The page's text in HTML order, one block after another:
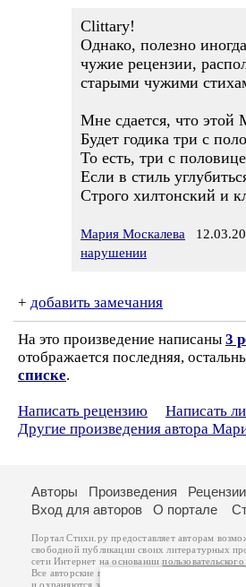
Clittary!
Однако, полезно
чужие рецензии,
старыми чужими
Мне сдается, что этой
Будет годика три с
То есть, три с
Если в стиль
Строго хилтонский и
Мария Москалева
нарушении
+ добавить замечания
На это произведение написаны 3
отображается последняя,
списке.
Написать рецензию
Написать
Другие произведения автора
Авторы Произведения Рецензии
Вход для авторов
О портале
Портал Стихи.ру предоставляет авторам
свободной публикации своих литературных
сети Интернет на основании
Все авторские права на произведения
и охраняются законом . Перепечатка